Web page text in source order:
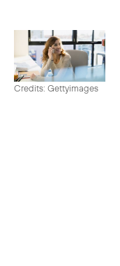
Credits: Gettyimages